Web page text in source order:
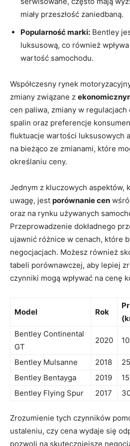
miały przeszłość zaniedbaną.
Popularność marki: Bentley
luksusową, co również
wartość‍ samochodu.
Współczesny rynek
zmiany związane z⁢
cen ‌paliwa, zmiany w
spalin‌ oraz ⁤preferencje
fluktuacje wartości⁢ luksusowych
na bieżąco ze zmianami, które
określaniu‌ ceny.
Jednym z kluczowych aspektów,⁤
uwagę, jest porównanie cen
oraz na rynku‌ używanych
Przeprowadzenie dokładnego
ujawnić różnice w cenach, które
negocjacjach. Możesz również
tabeli ​porównawczej, aby lepiej
czynniki mogą wpływać na⁢ cenę
Model Rok
Bentley Continental
GT
2020
Bentley Mulsanne 2018
Bentley Bentayga
2019
Bentley ⁤Flying Spur
2017
Zrozumienie tych czynników
ustaleniu, czy cena wydaje się
‍pozwoli na skuteczniejsze